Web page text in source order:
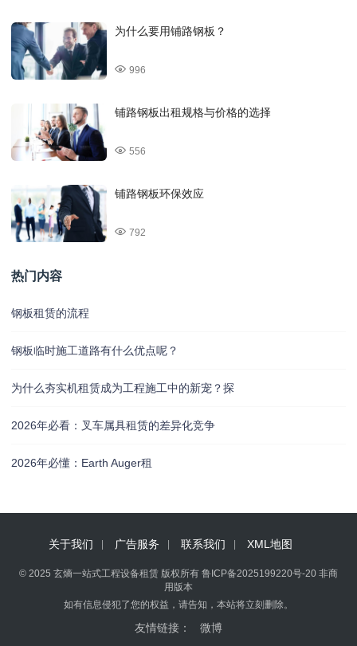
为什么要用铺路钢板？
996
铺路钢板出租规格与价格的选择
556
铺路钢板环保效应
792
热门内容
钢板租赁的流程
钢板临时施工道路有什么优点呢？
为什么夯实机租赁成为工程施工中的新宠？探
2026年必看：叉车属具租赁的差异化竞争
2026年必懂：Earth Auger租
关于我们 广告服务 联系我们 XML地图
© 2025 玄熵一站式工程设备租赁 版权所有 鲁ICP备2025199220号-20 非商
用版本
如有信息侵犯了您的权益，请告知，本站将立刻删除。
友情链接： 微博